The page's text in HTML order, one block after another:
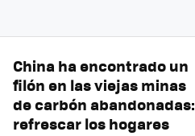
China ha encontrado un
filón en las viejas minas
de carbón abandonadas:
refrescar los hogares